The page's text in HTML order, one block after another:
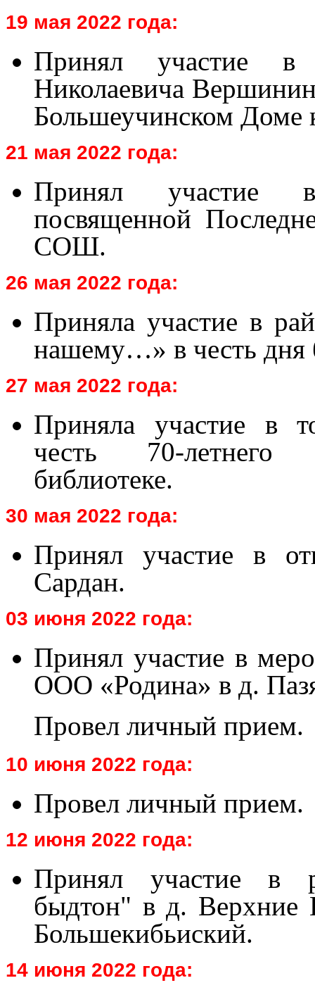
19 мая 2022 года:
Принял участие в
Николаевича
Большеучинском Доме
21 мая 2022 года:
Принял участие в
посвященной
СОШ.
26 мая 2022 года:
Приняла участие в
нашему…» в честь
27 мая 2022 года:
Приняла участие в
честь 70-летнего
библиотеке.
30 мая 2022 года:
Принял участие в
Сардан.
03 июня 2022 года:
Принял участие в
ООО «Родина» в д.
Провел личный прием.
10 июня 2022 года:
Провел личный прием.
12 июня 2022 года:
Принял участие в
быдтон" в д. Верхние
Большекибьиский.
14 июня 2022 года: